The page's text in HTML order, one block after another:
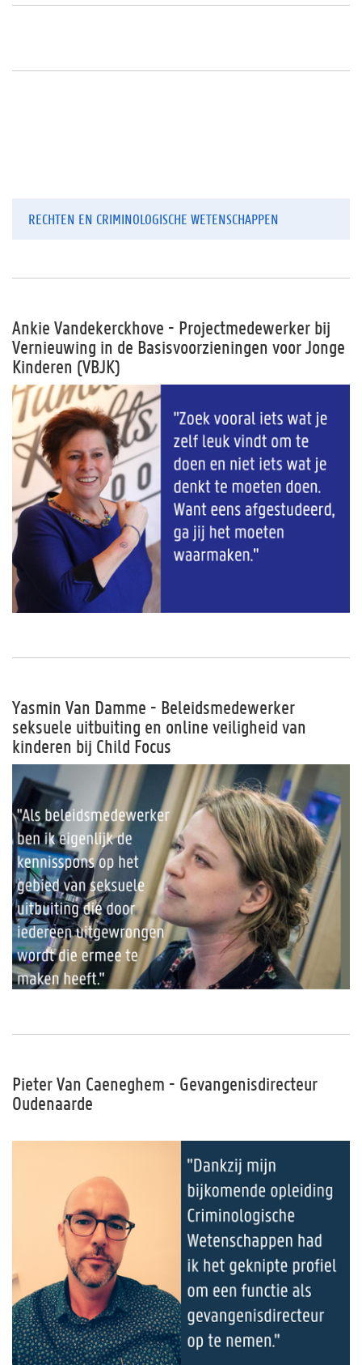
RECHTEN EN CRIMINOLOGISCHE WETENSCHAPPEN
Ankie Vandekerckhove - Projectmedewerker bij
Vernieuwing in de Basisvoorzieningen voor Jonge
Kinderen (VBJK)
Yasmin Van Damme - Beleidsmedewerker
seksuele uitbuiting en online veiligheid van
kinderen bij Child Focus
Pieter Van Caeneghem - Gevangenisdirecteur
Oudenaarde